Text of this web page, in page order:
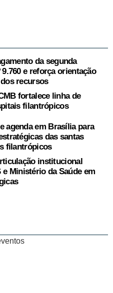
da segunda
9.760 e reforça orientação
recursos
fortalece linha de
filantrópicos
agenda em Brasília para
das santas
filantrópicos
institucional
e Ministério da Saúde em